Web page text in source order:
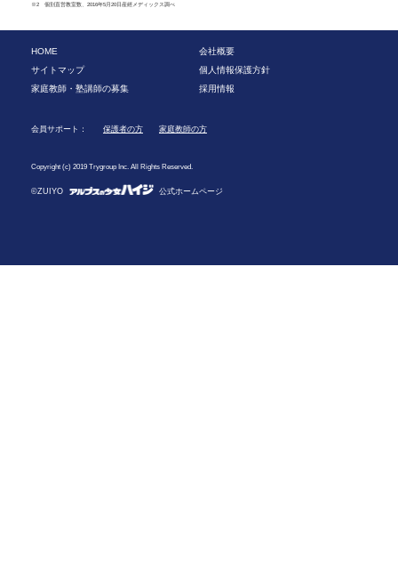
※2 個別直営教室数、2016年5月20日産經メディックス調べ
HOME
会社概要
サイトマップ
個人情報保護方針
家庭教師・塾講師の募集
採用情報
会員サポート： 保護者の方 家庭教師の方
Copyright (c) 2019 Trygroup Inc. All Rights Reserved.
©ZUIYO 公式ホームページ